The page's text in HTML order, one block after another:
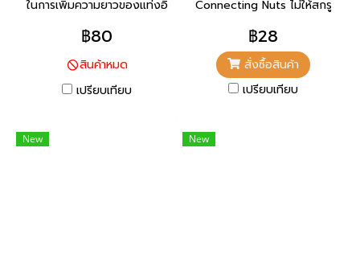
ในการเพิ่มความยาวของแท่งอิ
เล็กโทรด
฿80
สินค้าหมด
เปรียบเทียบ
Connecting Nuts ไม่ให้สกรู
หลุดออกไปหรือคลายตัว
฿28
สั่งซื้อสินค้า
เปรียบเทียบ
New New